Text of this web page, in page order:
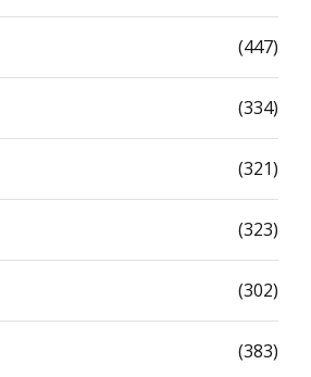
(447)
(334)
(321)
(323)
(302)
(383)